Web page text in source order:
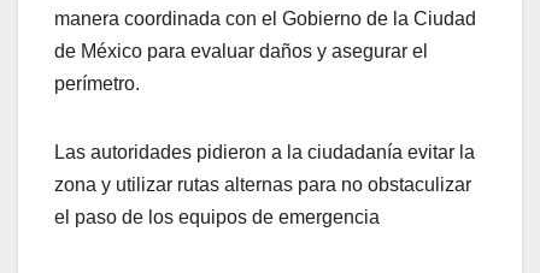
manera coordinada con el Gobierno de la Ciudad
de México para evaluar daños y asegurar el
perímetro.
Las autoridades pidieron a la ciudadanía evitar la
zona y utilizar rutas alternas para no obstaculizar
el paso de los equipos de emergencia